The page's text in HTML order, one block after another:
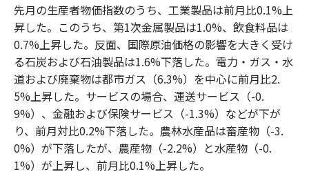
先月の生産者物価指数のうち、工業製品は前月比0.1%上
昇した。このうち、第1次金属製品は1.0%、飲食料品は
0.7%上昇した。反面、国際原油価格の影響を大きく受け
る石炭および石油製品は1.6%下落した。電力・ガス・水
道および廃棄物は都市ガス（6.3%）を中心に前月比2.
5%上昇した。サービスの場合、運送サービス（-0.
9%）、金融および保険サービス（-1.3%）などが下が
り、前月対比0.2%下落した。農林水産品は畜産物（-3.
0%）が下落したが、農産物（-2.2%）と水産物（-0.
1%）が上昇し、前月比0.1%上昇した。